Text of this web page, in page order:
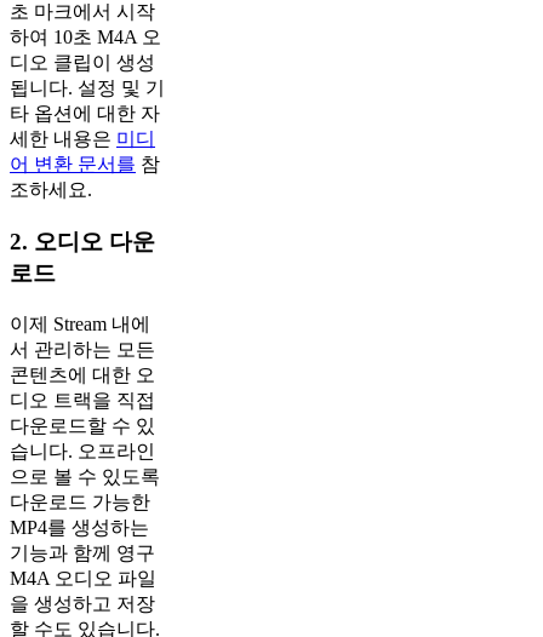
초 마크에서 시작
하여 10초 M4A 오
디오 클립이 생성
됩니다. 설정 및 기
타 옵션에 대한 자
세한 내용은 미디
어 변환 문서를 참
조하세요.
2. 오디오 다운
로드
이제 Stream 내에
서 관리하는 모든
콘텐츠에 대한 오
디오 트랙을 직접
다운로드할 수 있
습니다. 오프라인
으로 볼 수 있도록
다운로드 가능한
MP4를 생성하는
기능과 함께 영구
M4A 오디오 파일
을 생성하고 저장
할 수도 있습니다.